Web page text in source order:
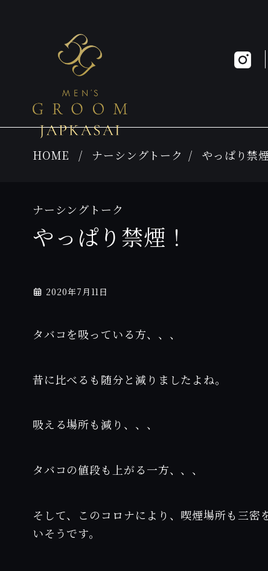
HOME ナーシングトーク やっぱり禁
ナーシングトーク
やっぱり禁煙！
2020年7月11日
タバコを吸っている方、、、
昔に比べるも随分と減りましたよね。
吸える場所も減り、、、
タバコの値段も上がる一方、、、
そして、このコロナにより、喫煙場所も三
いそうです。